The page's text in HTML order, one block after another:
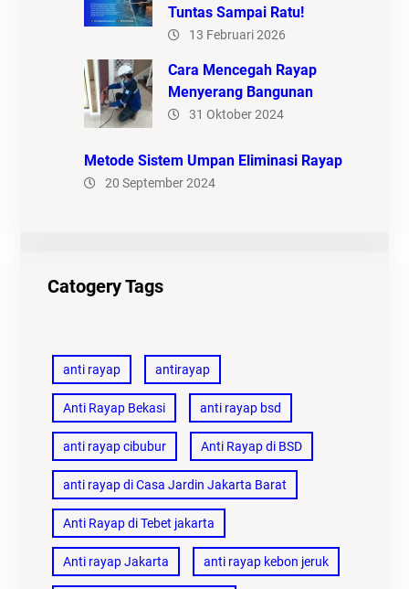
Tuntas Sampai Ratu!
13 Februari 2026
Cara Mencegah Rayap
Menyerang Bangunan
31 Oktober 2024
Metode Sistem Umpan Eliminasi Rayap
20 September 2024
Catogery Tags
anti rayap antirayap
Anti Rayap Bekasi anti rayap bsd
anti rayap cibubur Anti Rayap di BSD
anti rayap di Casa Jardin Jakarta Barat
Anti Rayap di Tebet jakarta
Anti rayap Jakarta anti rayap kebon jeruk